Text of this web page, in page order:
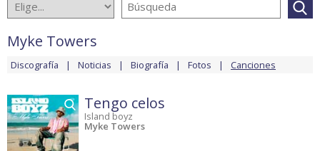
Myke Towers
Discografía Noticias Biografía Fotos Canciones
Tengo celos
Island boyz
Myke Towers